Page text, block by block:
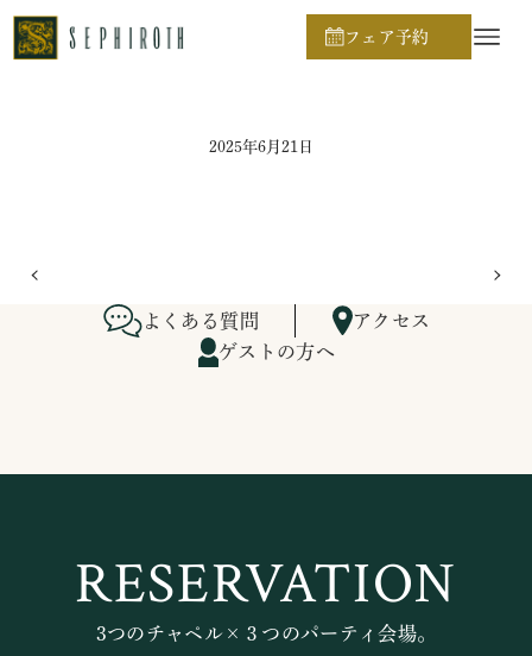
フェア予約
ホーム
2025年6月21日
よくある質問
アクセス
ゲストの方へ
RESERVATION
3つのチャペル×３つのパーティ会場。